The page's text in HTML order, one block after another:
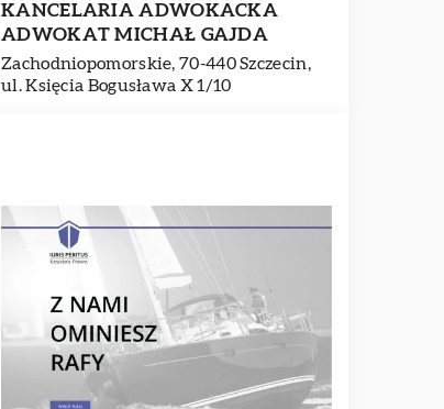
KANCELARIA ADWOKACKA
ADWOKAT MICHAŁ GAJDA
Zachodniopomorskie, 70-440 Szczecin,
ul. Księcia Bogusława X 1/10